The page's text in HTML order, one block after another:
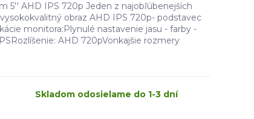
5'' AHD IPS 720p Jeden z najobľúbenejších
obraz AHD IPS 720p- podstavec
monitora:Plynulé nastavenie jasu - farby -
AHD 720pVonkajšie rozmery
Skladom odosielame do 1-3 dní